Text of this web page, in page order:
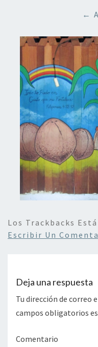
←
Los Trackbacks
Escribir Un
Deja una respuesta
Tu dirección de correo
campos obligatorios
Comentario